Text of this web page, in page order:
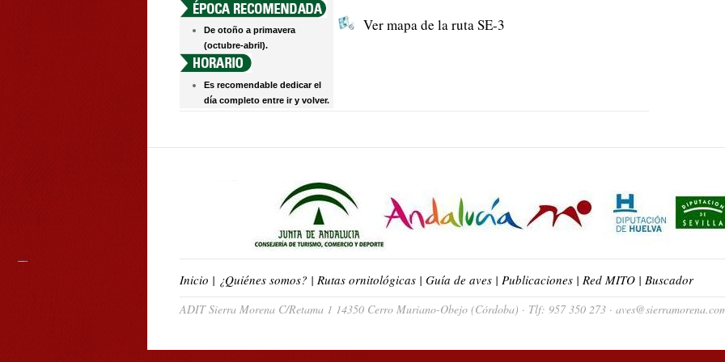
De otoño a primavera
(octubre-abril).
Es recomendable dedicar el
día completo entre ir y volver.
Ver mapa de la ruta SE-3
Inicio | ¿Quiénes somos? | Rutas ornitológicas | Guía de aves | Publicaciones | Red MITO | Buscador
ADIT Sierra Morena C/Retama 1 14350 Cerro Muriano-Obejo (Córdoba) · Tlf: 957 350 273 ·